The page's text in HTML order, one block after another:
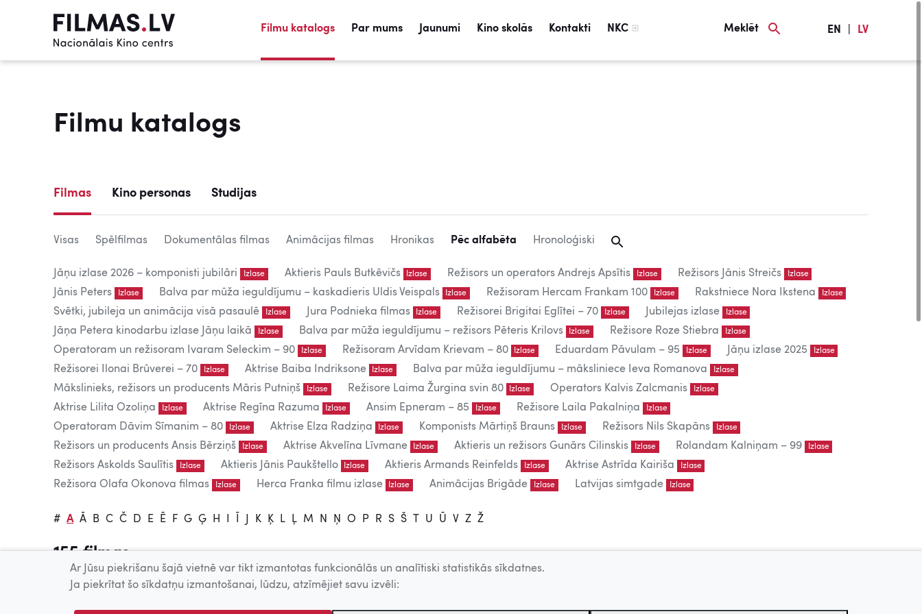
Filmu katalogs Par mums Jaunumi Kino skolās Kontakti NKC Meklēt EN LV
Filmu katalogs
Filmas Kino personas Studijas
Visas Spēlfilmas Dokumentālas filmas Animācijas filmas Hronikas Pēc alfabēta Hronoloģiski
Jāņu izlase 2026 – komponisti jubilāri Izlase Aktieris Pauls Butkēvičs Izlase Režisors un operators Andrejs Apsītis Izlase Režisors Jānis Streičs Izlase
Jānis Peters Izlase Balva par mūža ieguldījumu – kaskadieris Uldis Veispals Izlase Režisoram Hercam Frankam 100 Izlase Rakstniece Nora Ikstena Izlase
Svētki, jubileja un animācija visā pasaulē Izlase Jura Podnieka filmas Izlase Režisorei Brigitai Eglītei – 70 Izlase Jubilejas izlase Izlase
Jāņa Petera kinodarbu izlase Jāņu laikā Izlase Balva par mūža ieguldījumu – režisors Pēteris Krilovs Izlase Režisore Roze Stiebra Izlase
Operatoram un režisoram Ivaram Seleckim – 90 Izlase Režisoram Arvīdam Krievam – 80 Izlase Eduardam Pāvulam – 95 Izlase Jāņu izlase 2025 Izlase
Režisorei Ilonai Brūverei – 70 Izlase Aktrise Baiba Indriksone Izlase Balva par mūža ieguldījumu – māksliniece Ieva Romanova Izlase
Mākslinieks, režisors un producents Māris Putniņš Izlase Režisore Laima Žurgina svin 80 Izlase Operators Kalvis Zalcmanis Izlase
Aktrise Lilita Ozoliņa Izlase Aktrise Regīna Razuma Izlase Ansim Epneram – 85 Izlase Režisore Laila Pakalniņa Izlase
Operatoram Dāvim Sīmanim – 80 Izlase Aktrise Elza Radziņa Izlase Komponists Mārtiņš Brauns Izlase Režisors Nils Skapāns Izlase
Režisors un producents Ansis Bērziņš Izlase Aktrise Akvelīna Līvmane Izlase Aktieris un režisors Gunārs Cilinskis Izlase Rolandam Kalniņam – 99 Izlase
Režisors Askolds Saulītis Izlase Aktieris Jānis Paukštello Izlase Aktieris Armands Reinfelds Izlase Aktrise Astrīda Kairiša Izlase
Režisora Olafa Okonova filmas Izlase Herca Franka filmu izlase Izlase Animācijas Brigāde Izlase Latvijas simtgade Izlase
# A Ā B C Č D E Ē F G Ģ H K Ķ L Ļ M N Ņ O P R S Š U Ū V Z Ž
155 filmas
Tiešsaistē publicētās filmas paredzētas tikai individuālai lietošanai.
Publiskai demonstrēšanai nepieciešama tiesību īpašnieku – producentu, AKKA/LAA u.c. atļaujas.
Ar Jūsu piekrišanu šajā vietnē var tikt izmantotas funkcionālās un analītiski statistikās sīkdatnes.
Ja piekrītat šo sīkdatņu izmantošanai, lūdzu, atzīmējiet savu izvēli: